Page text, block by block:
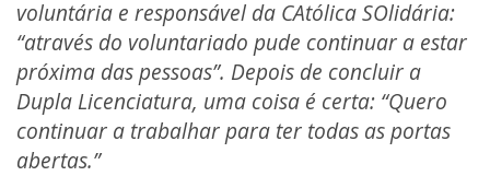
voluntária e responsável da CAtólica SOlidária:
“através do voluntariado pude continuar a estar
próxima das pessoas”. Depois de concluir a
Dupla Licenciatura, uma coisa é certa: “Quero
continuar a trabalhar para ter todas as portas
abertas.”